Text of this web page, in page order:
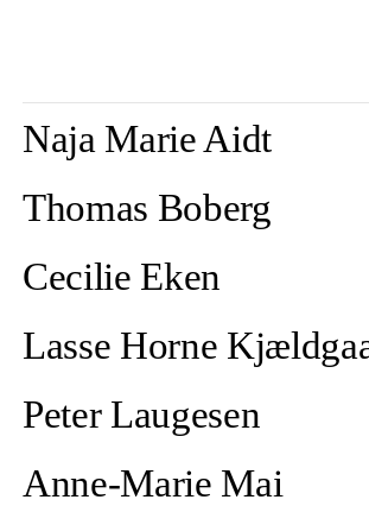
Naja Marie Aidt
Thomas Boberg
Cecilie Eken
Lasse Horne
Peter Laugesen
Anne-Marie Mai